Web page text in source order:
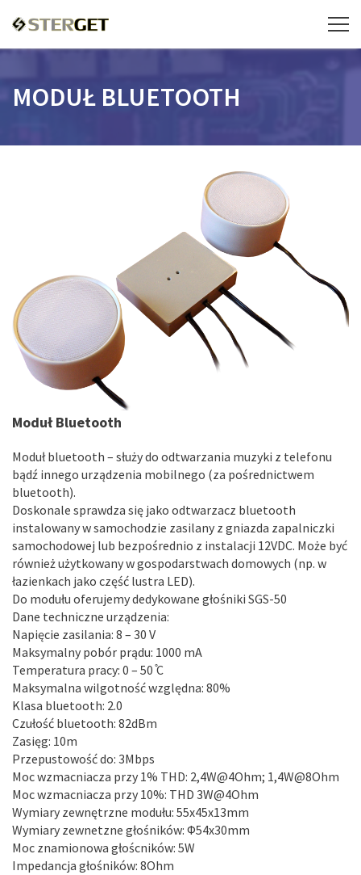
MODUŁ BLUETOOTH
Moduł Bluetooth
Moduł bluetooth – służy do odtwarzania muzyki z telefonu
bądź innego urządzenia mobilnego (za pośrednictwem
bluetooth).
Doskonale sprawdza się jako odtwarzacz bluetooth
instalowany w samochodzie zasilany z gniazda zapalniczki
samochodowej lub bezpośrednio z instalacji 12VDC. Może być
również użytkowany w gospodarstwach domowych (np. w
łazienkach jako część lustra LED).
Do modułu oferujemy dedykowane głośniki SGS-50
Dane techniczne urządzenia:
Napięcie zasilania: 8 – 30 V
Maksymalny pobór prądu: 1000 mA
Temperatura pracy: 0 – 50 ̊C
Maksymalna wilgotność względna: 80%
Klasa bluetooth: 2.0
Czułość bluetooth: 82dBm
Zasięg: 10m
Przepustowość do: 3Mbps
Moc wzmacniacza przy 1% THD: 2,4W@4Ohm; 1,4W@8Ohm
Moc wzmacniacza przy 10%: THD 3W@4Ohm
Wymiary zewnętrzne modułu: 55x45x13mm
Wymiary zewnetzne głośników: Φ54x30mm
Moc znamionowa głoścników: 5W
Impedancja głośników: 8Ohm